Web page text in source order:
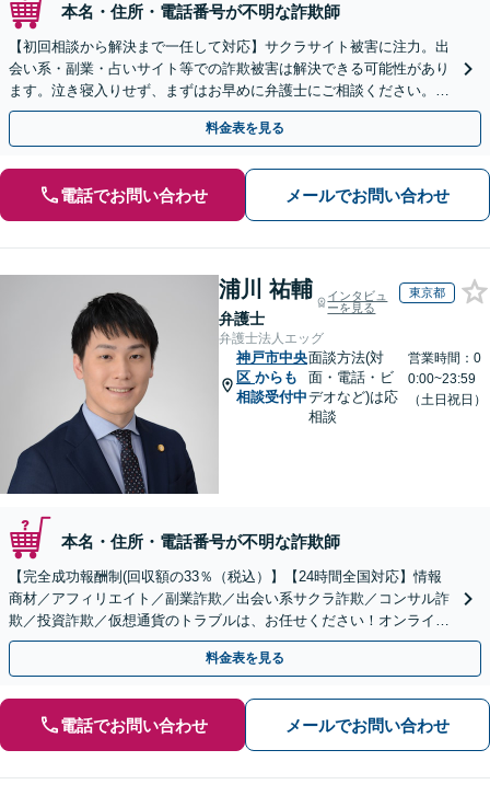
本名・住所・電話番号が不明な詐欺師
【初回相談から解決まで一任して対応】サクラサイト被害に注力。出
会い系・副業・占いサイト等での詐欺被害は解決できる可能性があり
ます。泣き寝入りせず、まずはお早めに弁護士にご相談ください。
【元町駅1分・土日夜間の相談歓迎】
料金表を見る
電話でお問い合わせ メールでお問い合わせ
浦川 祐輔
弁護士
インタビュ
ーを見る
東京都
弁護士法人エッグ
神戸市中央
区 からも
相談受付中
面談方法(対
面・電話・ビ
デオなど)は応
相談
営業時間：0
0:00~23:59
（土日祝日）
本名・住所・電話番号が不明な詐欺師
【完全成功報酬制(回収額の33％（税込）】【24時間全国対応】情報
商材／アフィリエイト／副業詐欺／出会い系サクラ詐欺／コンサル詐
欺／投資詐欺／仮想通貨のトラブルは、お任せください！オンライン
のみで解決も可能！
料金表を見る
電話でお問い合わせ メールでお問い合わせ